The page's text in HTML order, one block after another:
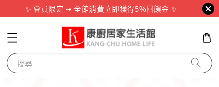
✨ 會員限定 ⇝ 全館消費立即獲得5%回饋金 ✨
搜尋